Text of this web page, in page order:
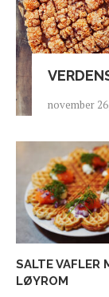
november
SALTE VAFLER
LØYROM